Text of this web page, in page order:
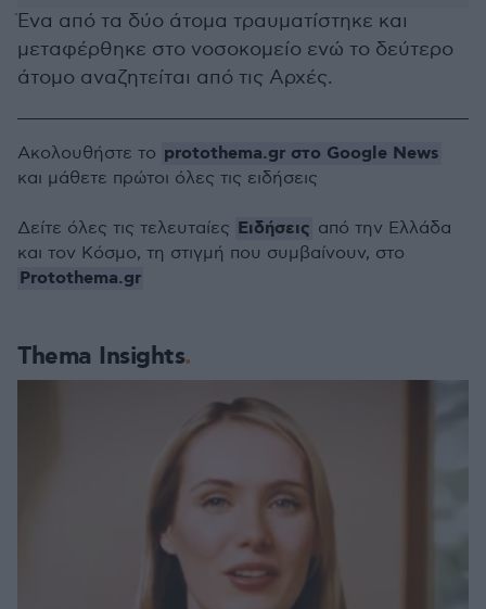
Ένα από τα δύο άτομα τραυματίστηκε και
μεταφέρθηκε στο νοσοκομείο ενώ το δεύτερο
άτομο αναζητείται από τις Αρχές.
Thema Insights
Ακολουθήστε το protothema.gr στο Google News
και μάθετε πρώτοι όλες τις ειδήσεις
Δείτε όλες τις τελευταίες Ειδήσεις από την Ελλάδα
και τον Κόσμο, τη στιγμή που συμβαίνουν, στο
Protothema.gr